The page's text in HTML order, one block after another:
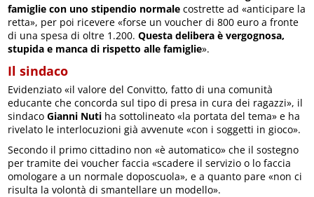
famiglie con uno stipendio normale costrette ad «anticipare la
retta», per poi ricevere «forse un voucher di 800 euro a fronte
di una spesa di oltre 1.200.Questa delibera è vergognosa,
stupida e manca di rispetto alle famiglie».
Il sindaco
Evidenziato «il valore del Convitto, fatto di una comunità
educante che concorda sul tipo di presa in cura dei ragazzi», il
sindacoGianni Nuti ha sottolineato «la portata del tema» e ha
rivelato le interlocuzioni già avvenute «con i soggetti in gioco».
Secondo il primo cittadino non «è automatico» che il sostegno
per tramite dei voucher faccia «scadere il servizio o lo faccia
omologare a un normale doposcuola», e a quanto pare «non ci
risulta la volontà di smantellare un modello».